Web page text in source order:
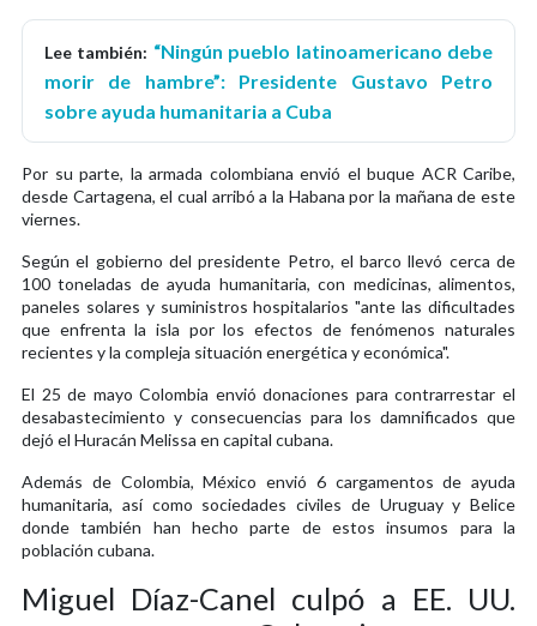
Lee también: “Ningún pueblo latinoamericano debe
morir de hambre”: Presidente Gustavo Petro
sobre ayuda humanitaria a Cuba
Por su parte, la armada colombiana envió el buque ACR Caribe,
desde Cartagena, el cual arribó a la Habana por la mañana de este
viernes.
Según el gobierno del presidente Petro, el barco llevó cerca de
100 toneladas de ayuda humanitaria, con medicinas, alimentos,
paneles solares y suministros hospitalarios "ante las dificultades
que enfrenta la isla por los efectos de fenómenos naturales
recientes y la compleja situación energética y económica".
El 25 de mayo Colombia envió donaciones para contrarrestar el
desabastecimiento y consecuencias para los damnificados que
dejó el Huracán Melissa en capital cubana.
Además de Colombia, México envió 6 cargamentos de ayuda
humanitaria, así como sociedades civiles de Uruguay y Belice
donde también han hecho parte de estos insumos para la
población cubana.
Miguel Díaz-Canel culpó a EE. UU.